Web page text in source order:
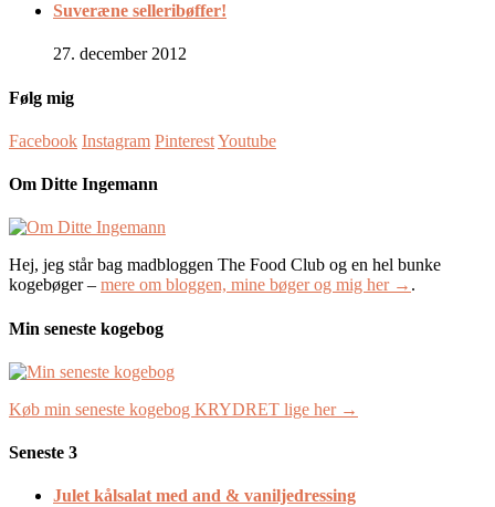
Suveræne selleribøffer!
27. december 2012
Følg mig
Facebook Instagram PinterestYoutube
Om Ditte Ingemann
Hej, jeg står bag madbloggen The Food Club og en hel bunke
kogebøger – mere om bloggen, mine bøger og mig her → .
Min seneste kogebog
Køb min seneste kogebog KRYDRET lige her →
Seneste 3
Julet kålsalat med and & vaniljedressing